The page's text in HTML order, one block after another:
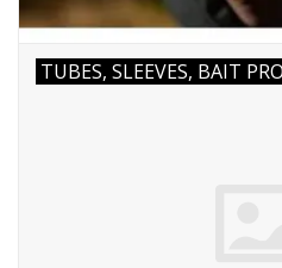
TUBES, SLEEVES, BAIT